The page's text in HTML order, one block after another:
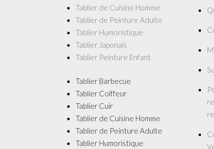
Tablier de Cuisine Homme
Tablier de Peinture Adulte
Tablier Humoristique
Tablier Japonais
Tablier Peinture Enfant
Tablier Barbecue
Tablier Coiffeur
Tablier Cuir
Tablier de Cuisine Homme
Tablier de Peinture Adulte
Tablier Humoristique